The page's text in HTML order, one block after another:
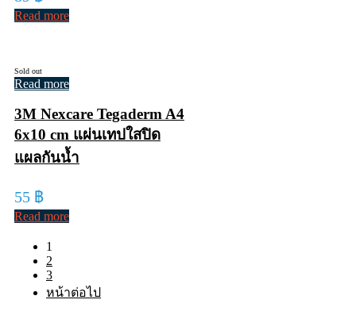
Read more
Sold out
Read more
3M Nexcare Tegaderm A4
6x10 cm แผ่นเทปใสปิด
แผลกันน้ำ
55 ฿
Read more
1
2
3
หน้าต่อไป